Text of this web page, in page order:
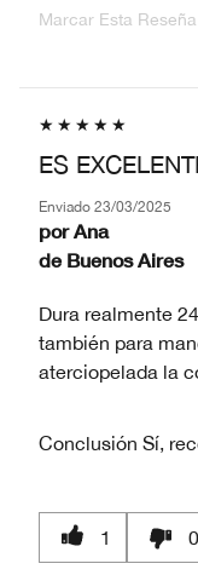
Marcar Esta Reseña
ES
Enviado 23/03/2025
por Ana
de Buenos Aires
Dura realmente
también para
aterciopelada la
Conclusión Sí,
1 0